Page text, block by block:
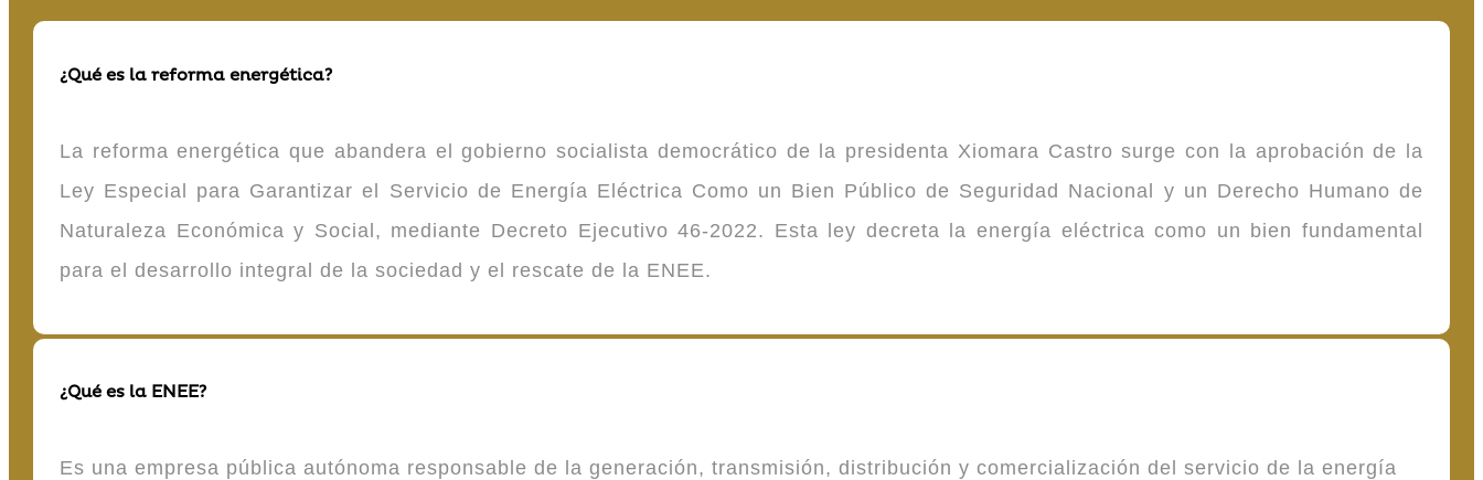
¿Qué es la reforma energética?
La reforma energética que abandera el gobierno socialista democrático de la presidenta Xiomara Castro surge con la aprobación de la
Ley Especial para Garantizar el Servicio de Energía Eléctrica Como un Bien Público de Seguridad Nacional y un Derecho Humano de
Naturaleza Económica y Social, mediante Decreto Ejecutivo 46-2022. Esta ley decreta la energía eléctrica como un bien fundamental
para el desarrollo integral de la sociedad y el rescate de la ENEE.
¿Qué es la ENEE?
Es una empresa pública autónoma responsable de la generación, transmisión, distribución y comercialización del servicio de la energía